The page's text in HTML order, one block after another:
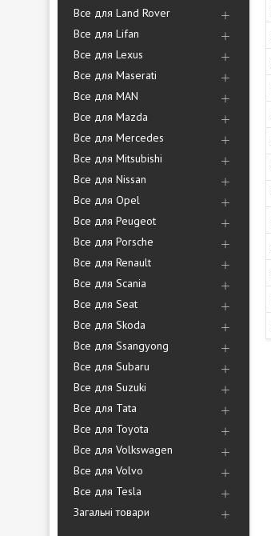
Все для Land Rover
Все для Lifan
Все для Lexus
Все для Maserati
Все для MAN
Все для Mazda
Все для Mercedes
Все для Mitsubishi
Все для Nissan
Все для Opel
Все для Peugeot
Все для Porsche
Все для Renault
Все для Scania
Все для Seat
Все для Skoda
Все для Ssangyong
Все для Subaru
Все для Suzuki
Все для Tata
Все для Toyota
Все для Volkswagen
Все для Volvo
Все для Tesla
Загальні товари